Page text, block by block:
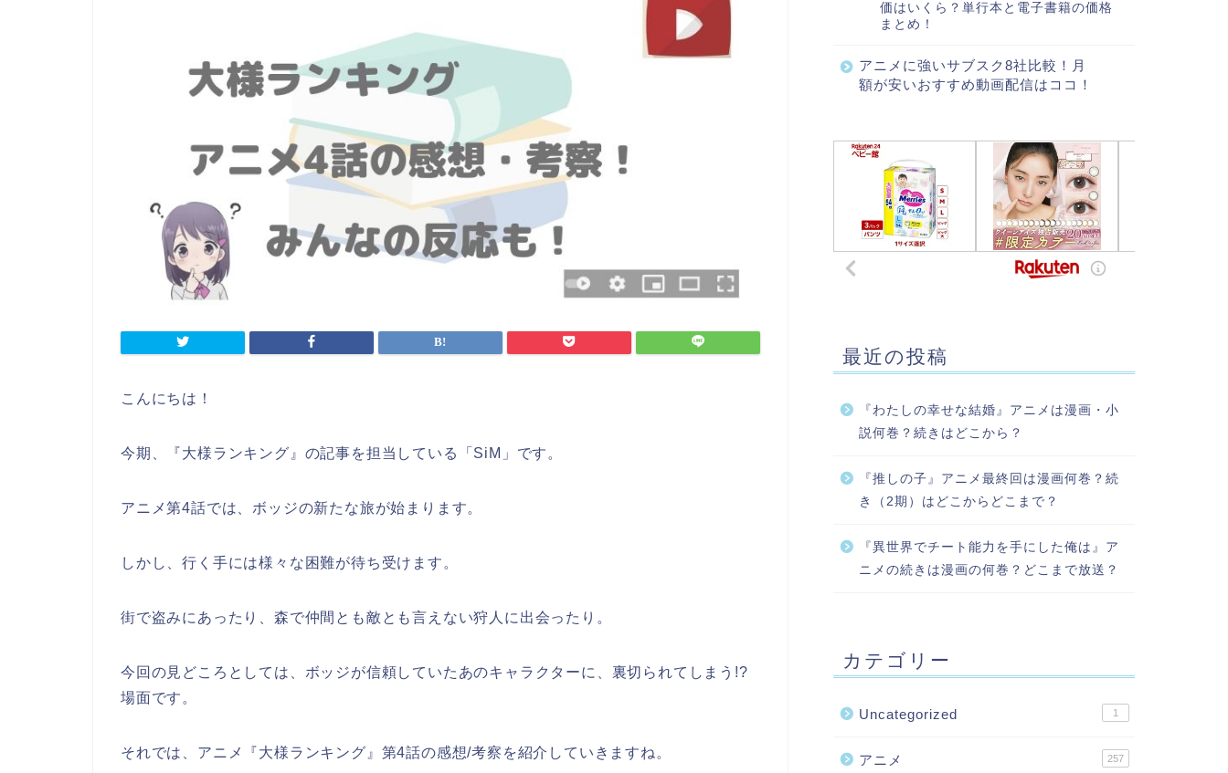
こんにちは！
今期、『大様ランキング』の記事を担当している「SiM」です。
アニメ第4話では、ボッジの新たな旅が始まります。
しかし、行く手には様々な困難が待ち受けます。
街で盗みにあったり、森で仲間とも敵とも言えない狩人に出会ったり。
今回の見どころとしては、ボッジが信頼していたあのキャラクターに、裏切られてしまう!?
場面です。
それでは、アニメ『大様ランキング』第4話の感想/考察を紹介していきますね。
価はいくら？単行本と電子書籍の価格
まとめ！
アニメに強いサブスク8社比較！月
額が安いおすすめ動画配信はココ！
最近の投稿
『わたしの幸せな結婚』アニメは漫画・小
説何巻？続きはどこから？
『推しの子』アニメ最終回は漫画何巻？続
き（2期）はどこからどこまで？
『異世界でチート能力を手にした俺は』ア
ニメの続きは漫画の何巻？どこまで放送？
カテゴリー
Uncategorized 1
アニメ 257